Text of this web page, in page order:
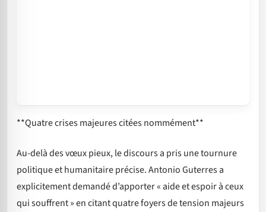
**Quatre crises majeures citées nommément**
Au-delà des vœux pieux, le discours a pris une tournure
politique et humanitaire précise. Antonio Guterres a
explicitement demandé d’apporter « aide et espoir à ceux
qui souffrent » en citant quatre foyers de tension majeurs